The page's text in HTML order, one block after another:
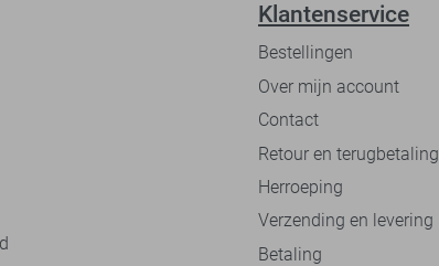
Klantenservice
Bestellingen
Over mijn account
Contact
Retour en terugbetaling
Herroeping
Verzending en levering
Betaling